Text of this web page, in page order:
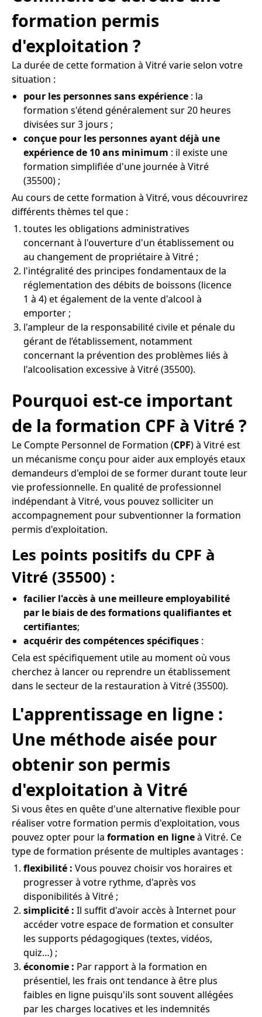
formation permis
d'exploitation ?
La durée de cette formation à Vitré varie selon votre
situation :
pour les personnes sans expérience : la
formation s'étend généralement sur 20 heures
divisées sur 3 jours ;
conçue pour les personnes ayant déjà une
expérience de 10 ans minimum : il existe une
formation simplifiée d'une journée à Vitré
(35500) ;
Au cours de cette formation à Vitré, vous découvrirez
différents thèmes tel que :
toutes les obligations administratives
concernant à l'ouverture d'un établissement ou
au changement de propriétaire à Vitré ;
l'intégralité des principes fondamentaux de la
réglementation des débits de boissons (licence
1 à 4) et également de la vente d'alcool à
emporter ;
l'ampleur de la responsabilité civile et pénale du
gérant de l’établissement, notamment
concernant la prévention des problèmes liés à
l'alcoolisation excessive à Vitré (35500).
Pourquoi est-ce important
de la formation CPF à Vitré ?
Le Compte Personnel de Formation (CPF) à Vitré est
un mécanisme conçu pour aider aux employés etaux
demandeurs d'emploi de se former durant toute leur
vie professionnelle. En qualité de professionnel
indépendant à Vitré, vous pouvez solliciter un
accompagnement pour subventionner la formation
permis d'exploitation.
Les points positifs du CPF à
Vitré (35500) :
facilier l'accès à une meilleure employabilité
par le biais de des formations qualifiantes et
certifiantes;
acquérir des compétences spécifiques :
Cela est spécifiquement utile au moment où vous
cherchez à lancer ou reprendre un établissement
dans le secteur de la restauration à Vitré (35500).
L'apprentissage en ligne :
Une méthode aisée pour
obtenir son permis
d'exploitation à Vitré
Si vous êtes en quête d'une alternative flexible pour
réaliser votre formation permis d'exploitation, vous
pouvez opter pour la formation en ligneà Vitré. Ce
type de formation présente de multiples avantages :
flexibilité : Vous pouvez choisir vos horaires et
progresser à votre rythme, d'après vos
disponibilités à Vitré ;
simplicité : Il suffit d'avoir accès à Internet pour
accéder votre espace de formation et consulter
les supports pédagogiques (textes, vidéos,
quiz…) ;
économie : Par rapport à la formation en
présentiel, les frais ont tendance à être plus
faibles en ligne puisqu'ils sont souvent allégées
par les charges locatives et les indemnités